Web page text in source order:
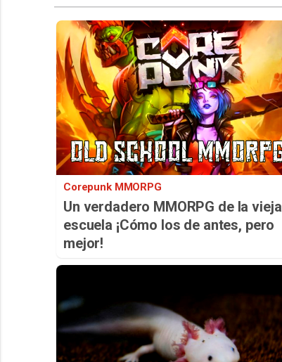
Corepunk MMORPG
Un verdadero MMORPG de la vieja
escuela ¡Cómo los de antes, pero
mejor!